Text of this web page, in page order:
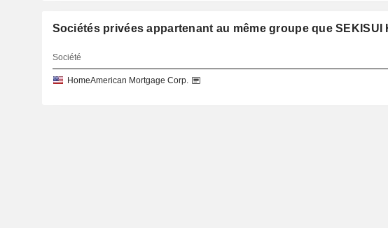
Sociétés privées appartenant au même groupe que SEKISUI
Société
HomeAmerican Mortgage Corp.